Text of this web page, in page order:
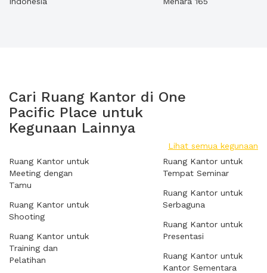
Cari Ruang Kantor di One
Pacific Place untuk
Kegunaan Lainnya
Lihat semua kegunaan
Ruang Kantor untuk
Meeting dengan
Tamu
Ruang Kantor untuk
Shooting
Ruang Kantor untuk
Training dan
Pelatihan
Ruang Kantor untuk
Tempat Seminar
Ruang Kantor untuk
Serbaguna
Ruang Kantor untuk
Presentasi
Ruang Kantor untuk
Kantor Sementara